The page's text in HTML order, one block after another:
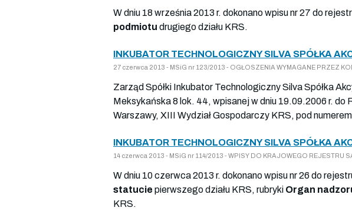
W dniu 18 września 2013 r. dokonano wpisu nr 27 do
podmiotu drugiego działu KRS.
INKUBATOR TECHNOLOGICZNY SILVA SPÓŁKA
27 czerwca 2013 - MSiG nr 123/2013 - OGŁOSZENIA WYMAGANE PRZEZ
Zarząd Spółki Inkubator Technologiczny Silva Spółka
Meksykańska 8 lok. 44, wpisanej w dniu 19.09.2006 r.
Warszawy, XIII Wydział Gospodarczy KRS, pod
INKUBATOR TECHNOLOGICZNY SILVA SPÓŁKA
14 czerwca 2013 - MSiG nr 114/2013 - WPISY DO KRAJOWEGO REJESTRU
W dniu 10 czerwca 2013 r. dokonano wpisu nr 26 do
statucie pierwszego działu KRS, rubryki Organ
KRS.